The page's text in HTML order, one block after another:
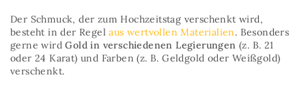
Der Schmuck, der zum Hochzeitstag verschenkt wird,
besteht in der Regelaus wertvollen Materialien. Besonders
gerne wirdGold in verschiedenen Legierungen (z. B. 21
oder 24 Karat) und Farben (z. B. Geldgold oder Weißgold)
verschenkt.